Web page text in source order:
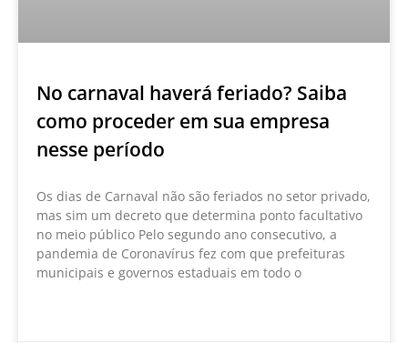
No carnaval haverá feriado? Saiba
como proceder em sua empresa
nesse período
Os dias de Carnaval não são feriados no setor privado,
mas sim um decreto que determina ponto facultativo
no meio público Pelo segundo ano consecutivo, a
pandemia de Coronavírus fez com que prefeituras
municipais e governos estaduais em todo o